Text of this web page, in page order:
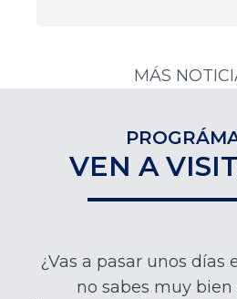
MÁS
VEN A
¿Vas a pasar unos días
no sabes muy